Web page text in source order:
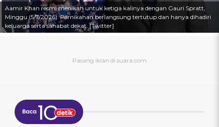
Aamir Khan resmi menikah untuk ketiga kalinya dengan Gauri Spratt,
Minggu (5/7/2026). Pernikahan berlangsung tertutup dan hanya dihadiri
keluarga serta sahabat dekat. [Twitter]